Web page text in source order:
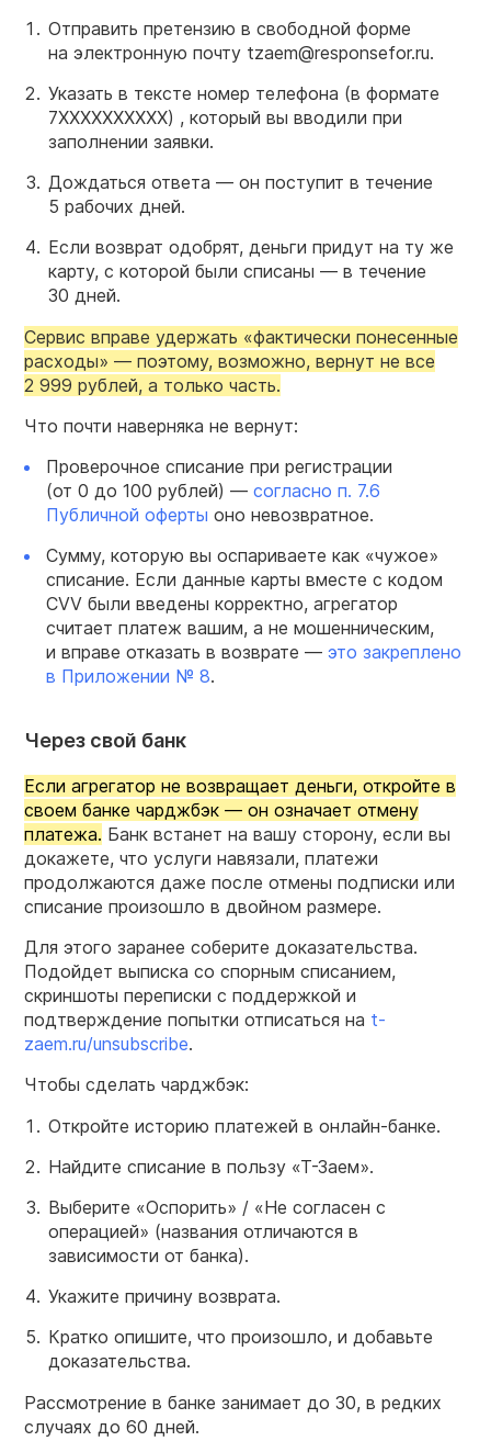
Отправить претензию в свободной форме
на электронную почту tzaem@responsefor.ru.
Указать в тексте номер телефона (в формате
7XXXXXXXXXX) , который вы вводили при
заполнении заявки.
Дождаться ответа — он поступит в течение
5 рабочих дней.
Если возврат одобрят, деньги придут на ту же
карту, с которой были списаны — в течение
30 дней.
Сервис вправе удержать «фактически понесенные
расходы» — поэтому, возможно, вернут не все
2 999 рублей, а только часть.
Что почти наверняка не вернут:
Проверочное списание при регистрации
(от 0 до 100 рублей) — согласно п. 7.6
Публичной оферты оно невозвратное.
Сумму, которую вы оспариваете как «чужое»
списание. Если данные карты вместе с кодом
CVV были введены корректно, агрегатор
считает платеж вашим, а не мошенническим,
и вправе отказать в возврате — это закреплено
в Приложении № 8.
Через свой банк
Если агрегатор не возвращает деньги, откройте в
своем банке чарджбэк — он означает отмену
платежа. Банк встанет на вашу сторону, если вы
докажете, что услуги навязали, платежи
продолжаются даже после отмены подписки или
списание произошло в двойном размере.
Для этого заранее соберите доказательства.
Подойдет выписка со спорным списанием,
скриншоты переписки с поддержкой и
подтверждение попытки отписаться на t-
zaem.ru/unsubscribe.
Чтобы сделать чарджбэк:
Откройте историю платежей в онлайн-банке.
Найдите списание в пользу «Т-Заем».
Выберите «Оспорить» / «Не согласен с
операцией» (названия отличаются в
зависимости от банка).
Укажите причину возврата.
Кратко опишите, что произошло, и добавьте
доказательства.
Рассмотрение в банке занимает до 30, в редких
случаях до 60 дней.